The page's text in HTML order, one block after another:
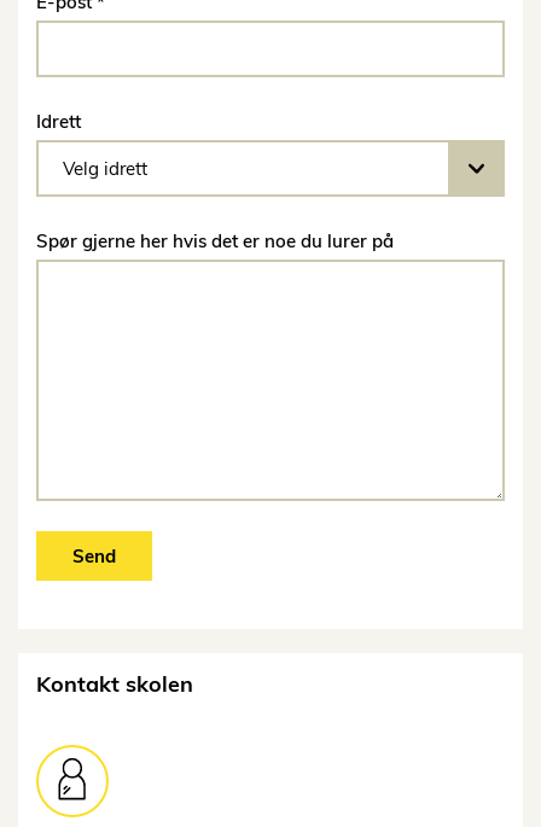
Idrett
Spør gjerne her hvis det er noe du lurer på
Send
Kontakt skolen